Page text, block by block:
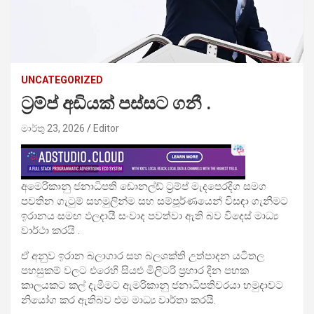
UNCATEGORIZED
ට්‍රම්ප් අඩියක් පස්සට ගනී .
මාර්තු 23, 2026 Editor
අමෙරිකානු ජනාධිපති ඩොනල්ඩ් ට්‍රම්ප් මැදපෙරදිග සමග
පවතින ගැටුම් සහමුලින්ම සහ සම්පූර්ණයෙන් විසඳා ගැනීමට
ඉරානය සමඟ ඵලදායී සංවාද පවත්වා ඇති බව විදෙස් මාධ්‍ය
වාර්ථා කරයි .
ඒ අනුව ඉරාන බලාගාර සහ බලශක්ති උත්පාදන යටිතල
පහසුකම් වලට එරෙහි සියළු මිලිටරි ප්‍රහාර දින පහක
කාලයකට කල් දැමීමට ඇමරිකානු ජනාධිපතිවරයා හමුදාවට
නියෝග කර ඇතිබව එම මාධ්‍ය වාර්තා කරයි.